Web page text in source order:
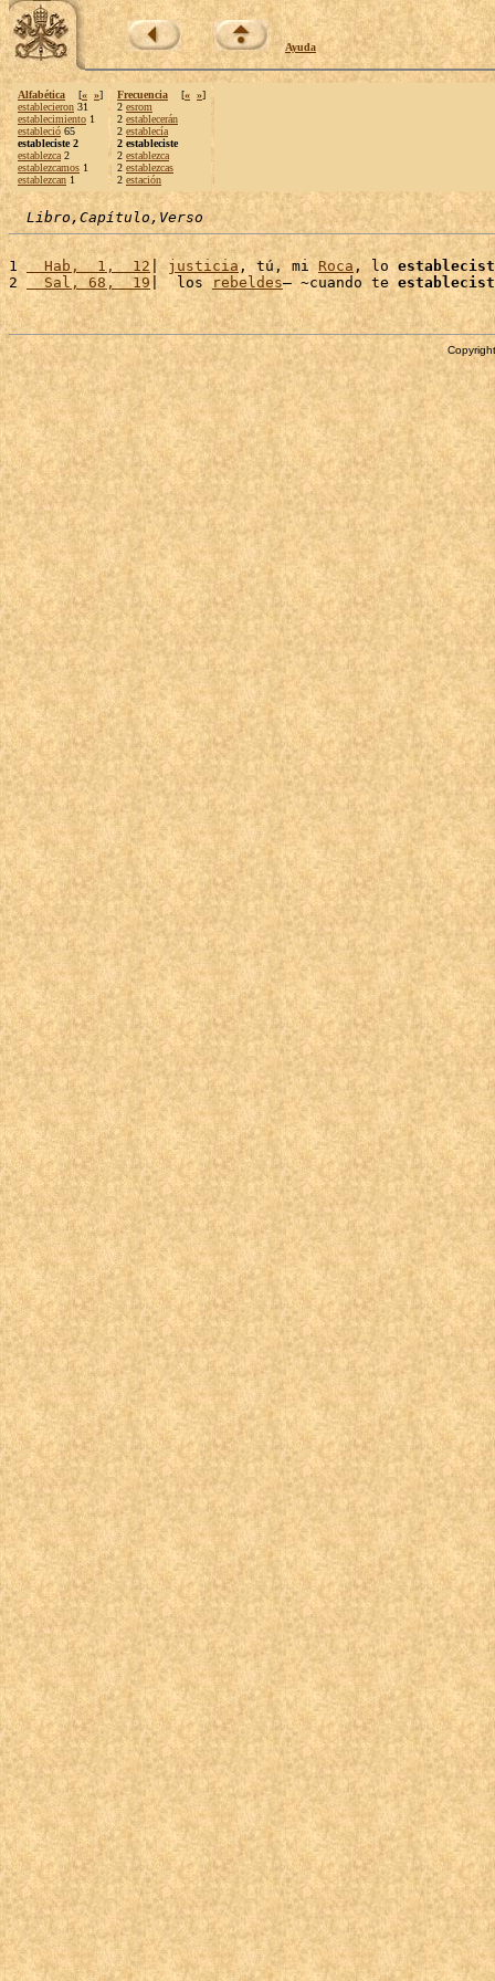
Ayuda
Alfabética [« »]
establecieron 31
establecimiento 1
estableció 65
estableciste 2
establezca 2
establezcamos 1
establezcan 1
Frecuencia [« »]
2 esrom
2 establecerán
2 establecía
2 estableciste
2 establezca
2 establezcas
2 estación
Libro,Capítulo,Verso
1
  Hab,  1,  12
| justicia , tú, mi Roca , lo
2
  Sal, 68,  19
|  los rebeldes– ~cuando te